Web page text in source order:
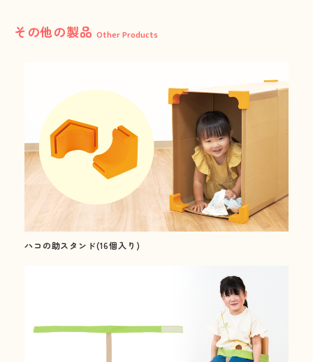
これまでも、これからも、安心と安全を。
Peace of mind and safety, until now and more.
01 Our Concept
三木工業の思いと
選ばれる理由
製品紹介
その他の製品 Other Products
ハコの助スタンド(16個入り)